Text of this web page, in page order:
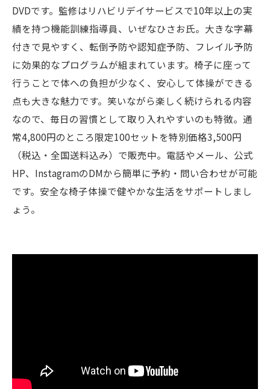
DVDです。監修はリハビリデイサービスで10年以上の実
績を持つ機能訓練指導員、いぜなひさお氏。大きな字幕
付きで見やすく、転倒予防や認知症予防、フレイル予防
に効果的なプログラムが組まれています。椅子に座って
行うことで体への負担が少なく、安心して体操ができる
点も大きな魅力です。笑いながら楽しく続けられる内容
なので、毎日の習慣として取り入れやすいのも特徴。通
常4,800円のところ限定100セットを特別価格3,500円
（税込・全国送料込み）で販売中。電話やメール、公式
HP、InstagramのDMから簡単に予約・問い合わせが可能
です。安全な椅子体操で健やかな生活をサポートしまし
ょう。